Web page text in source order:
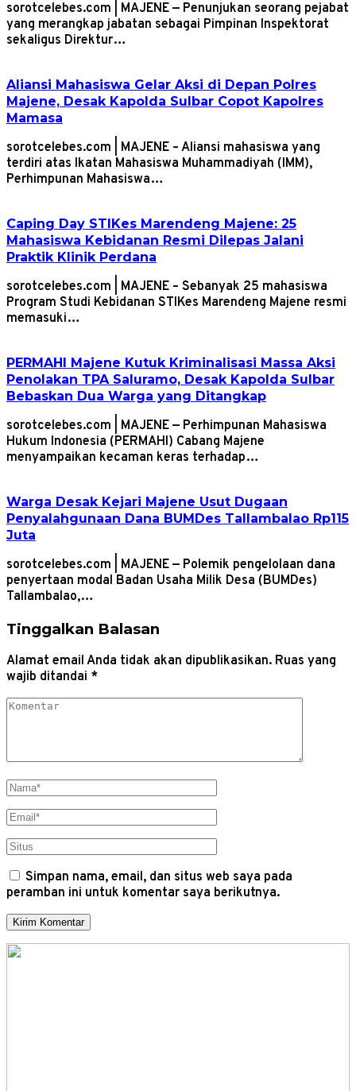
sorotcelebes.com | MAJENE — Penunjukan seorang pejabat
yang merangkap jabatan sebagai Pimpinan Inspektorat
sekaligus Direktur…
Aliansi Mahasiswa Gelar Aksi di Depan Polres
Majene, Desak Kapolda Sulbar Copot Kapolres
Mamasa
sorotcelebes.com | MAJENE – Aliansi mahasiswa yang
terdiri atas Ikatan Mahasiswa Muhammadiyah (IMM),
Perhimpunan Mahasiswa…
Caping Day STIKes Marendeng Majene: 25
Mahasiswa Kebidanan Resmi Dilepas Jalani
Praktik Klinik Perdana
sorotcelebes.com | MAJENE – Sebanyak 25 mahasiswa
Program Studi Kebidanan STIKes Marendeng Majene resmi
memasuki…
PERMAHI Majene Kutuk Kriminalisasi Massa Aksi
Penolakan TPA Saluramo, Desak Kapolda Sulbar
Bebaskan Dua Warga yang Ditangkap
sorotcelebes.com | MAJENE — Perhimpunan Mahasiswa
Hukum Indonesia (PERMAHI) Cabang Majene
menyampaikan kecaman keras terhadap…
Warga Desak Kejari Majene Usut Dugaan
Penyalahgunaan Dana BUMDes Tallambalao Rp115
Juta
sorotcelebes.com | MAJENE — Polemik pengelolaan dana
penyertaan modal Badan Usaha Milik Desa (BUMDes)
Tallambalao,…
Tinggalkan Balasan
Alamat email Anda tidak akan dipublikasikan. Ruas yang
wajib ditandai *
Simpan nama, email, dan situs web saya pada
peramban ini untuk komentar saya berikutnya.